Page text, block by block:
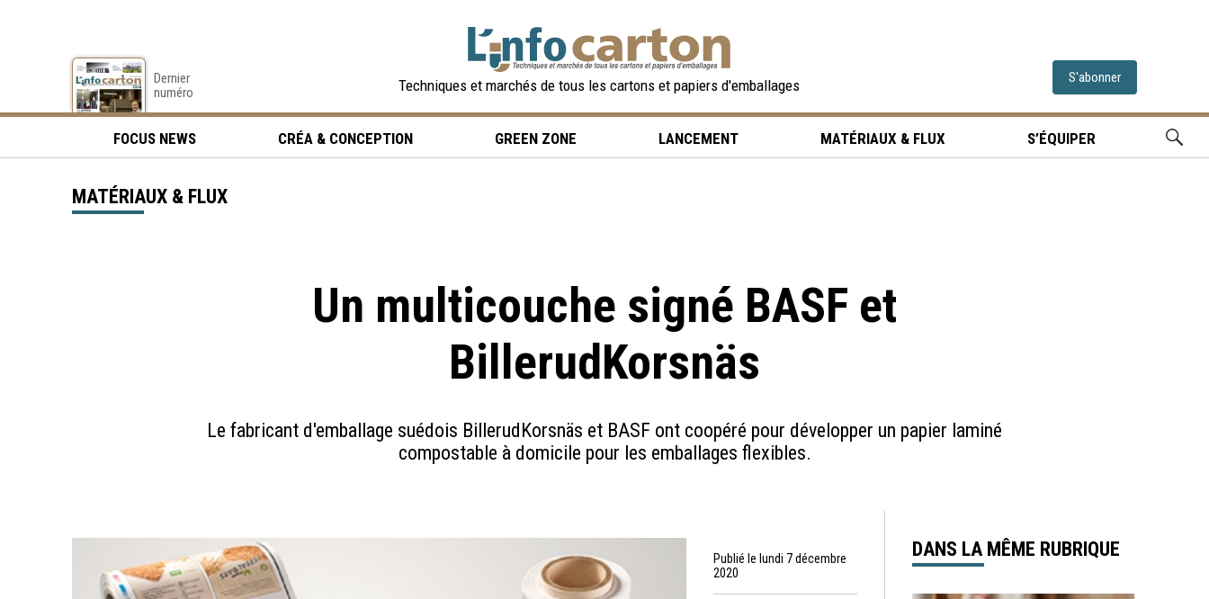
Dernier
numéro
Techniques et marchés de tous les cartons et papiers d'emballages S'abonner
FOCUS NEWS CRÉA & CONCEPTION GREEN ZONE LANCEMENT MATÉRIAUX & FLUX S’ÉQUIPER
Un multicouche signé BASF et
BillerudKorsnäs
Le fabricant d'emballage suédois BillerudKorsnäs et BASF ont coopéré pour développer un papier laminé
compostable à domicile pour les emballages flexibles.
MATÉRIAUX & FLUX
Publié le lundi 7 décembre
2020
DANS LA MÊME RUBRIQUE